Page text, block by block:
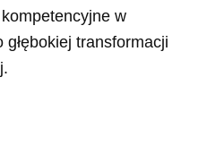
w
transformacji